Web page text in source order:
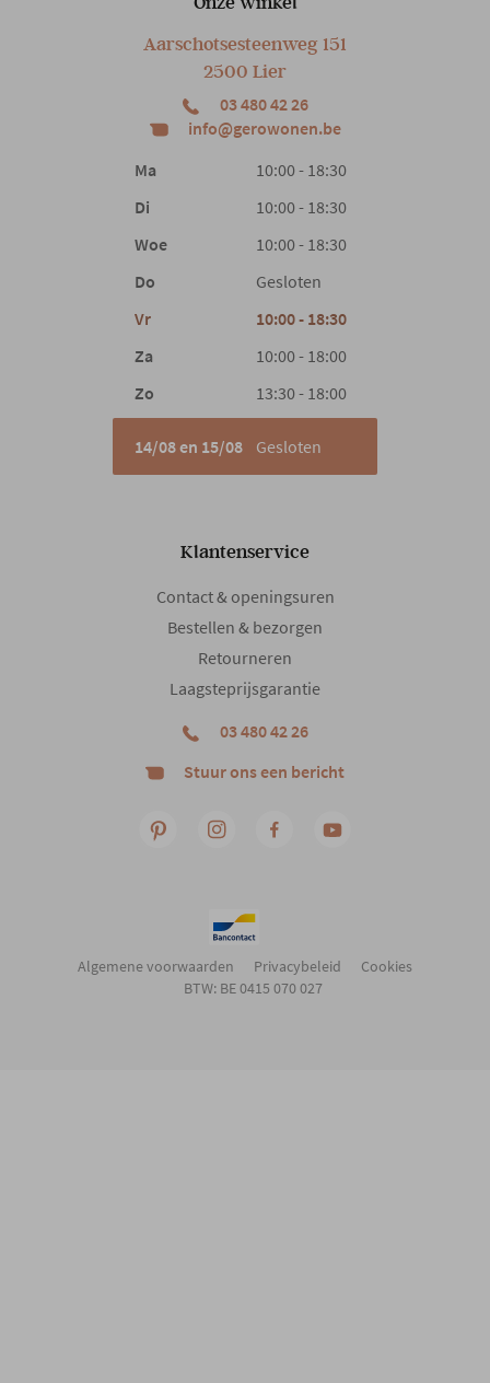
Aarschotsesteenweg 151
2500 Lier
03 480 42 26
info@gerowonen.be
Ma
10:00 - 18:30
Di
10:00 - 18:30
Woe
10:00 - 18:30
Do
Gesloten
Vr
10:00 - 18:30
Za
10:00 - 18:00
Zo
13:30 - 18:00
14/08 en 15/08 Gesloten
Klantenservice
Contact & openingsuren
Bestellen & bezorgen
Retourneren
Laagsteprijsgarantie
03 480 42 26
Stuur ons een bericht
Algemene voorwaarden Privacybeleid
Cookies
BTW: BE 0415 070 027